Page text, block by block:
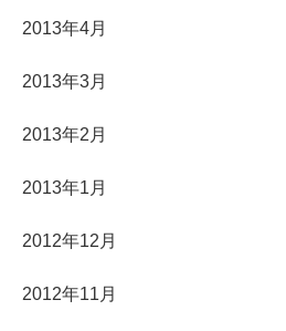
2013年4月
2013年3月
2013年2月
2013年1月
2012年12月
2012年11月